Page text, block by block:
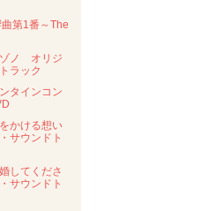
曲第1番～The
ゾノ オリジ
ラック
タインコン
かける想い
サウンドト
してくださ
サウンドト